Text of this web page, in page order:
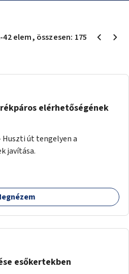
-42elem, összesen: 175
elérhetőségének
Huszti út tengelyen a
javítása.
esőkertekben